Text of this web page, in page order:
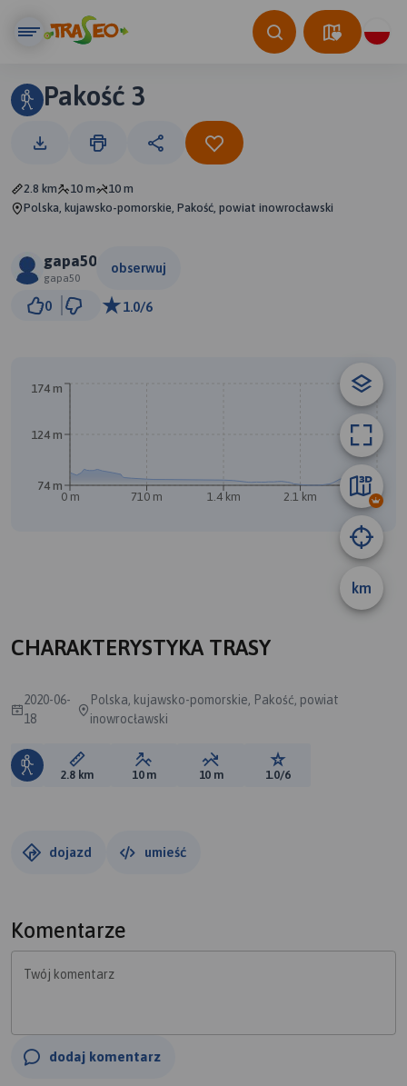
Pakość 3
2.8 km 10 m
10 m
Polska, kujawsko-pomorskie, Pakość, powiat inowrocławski
gapa50
gapa50
obserwuj
0 1.0/6
km
0 m 710 m 1.4 km 2.1 km 2.8 km
74 m
124 m
174 m
CHARAKTERYSTYKA TRASY
2020-06-
18
Polska, kujawsko-pomorskie, Pakość, powiat
inowrocławski
Długość trasy:
2.8 km Suma przewyższeń:
10 m Suma spadków:
10 m Ocena trasy:
1.0/6
dojazd umieść
Komentarze
Twój komentarz
dodaj komentarz